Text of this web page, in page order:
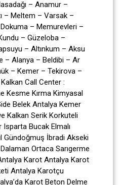
– Anamur –
– Meltem – Varsak –
– Memurevleri –
– Güzeloba –
– Altınkum – Aksu
– Alanya – Beldibi – Ar
– Kemer – Tekirova –
Call Center :
Kesme Kırma Kimyasal
Belek Antalya Kemer
Kalkan Serik Korkuteli
Bucak Elmalı
Gündoğmuş İbradi Akseki
Ortaca Sarıgerme
Karot Antalya Karot
Antalya Karotçu
Karot Beton Delme